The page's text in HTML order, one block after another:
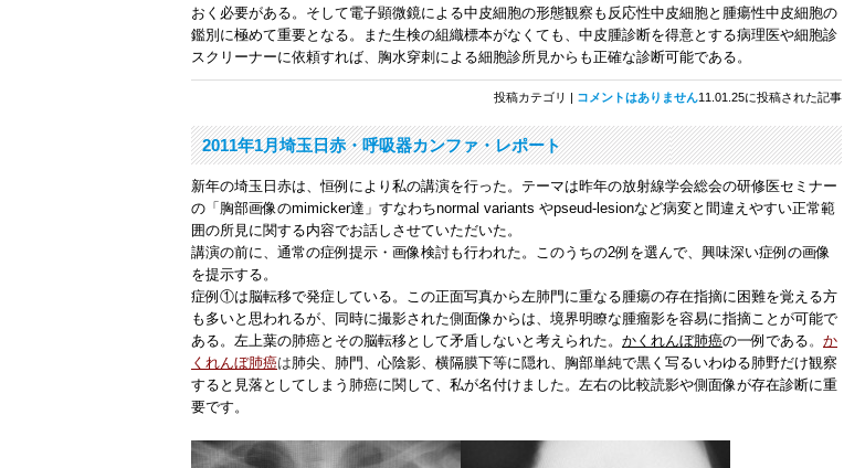
おく必要がある。そして電子顕微鏡による中皮細胞の形態観察も反応性中皮細胞と腫瘍性中皮細胞の
鑑別に極めて重要となる。また生検の組織標本がなくても、中皮腫診断を得意とする病理医や細胞診
スクリーナーに依頼すれば、胸水穿刺による細胞診所見からも正確な診断可能である。
投稿カテゴリ | コメントはありません11.01.25に投稿された記事
2011年1月埼玉日赤・呼吸器カンファ・レポート
新年の埼玉日赤は、恒例により私の講演を行った。テーマは昨年の放射線学会総会の研修医セミナー
の「胸部画像のmimicker達」すなわちnormal variants やpseud‐lesionなど病変と間違えやすい正常範
囲の所見に関する内容でお話しさせていただいた。
講演の前に、通常の症例提示・画像検討も行われた。このうちの2例を選んで、興味深い症例の画像
を提示する。
症例①は脳転移で発症している。この正面写真から左肺門に重なる腫瘍の存在指摘に困難を覚える方
も多いと思われるが、同時に撮影された側面像からは、境界明瞭な腫瘤影を容易に指摘ことが可能で
ある。左上葉の肺癌とその脳転移として矛盾しないと考えられた。 かくれんぼ肺癌の一例である。 か
くれんぼ肺癌は肺尖、肺門、心陰影、横隔膜下等に隠れ、胸部単純で黒く写るいわゆる肺野だけ観察
すると見落としてしまう肺癌に関して、私が名付けました。左右の比較読影や側面像が存在診断に重
要です。